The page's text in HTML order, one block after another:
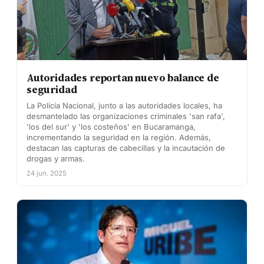
Autoridades reportan nuevo balance de
seguridad
La Policía Nacional, junto a las autoridades locales, ha
desmantelado las organizaciones criminales 'san rafa',
'los del sur' y 'los costeños' en Bucaramanga,
incrementando la seguridad en la región. Además,
destacan las capturas de cabecillas y la incautación de
drogas y armas.
24 jun. 2025